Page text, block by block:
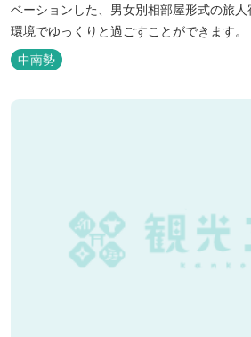
ベーションした、男女別相部屋形式の旅
環境でゆっくりと過ごすことができます。
中南勢